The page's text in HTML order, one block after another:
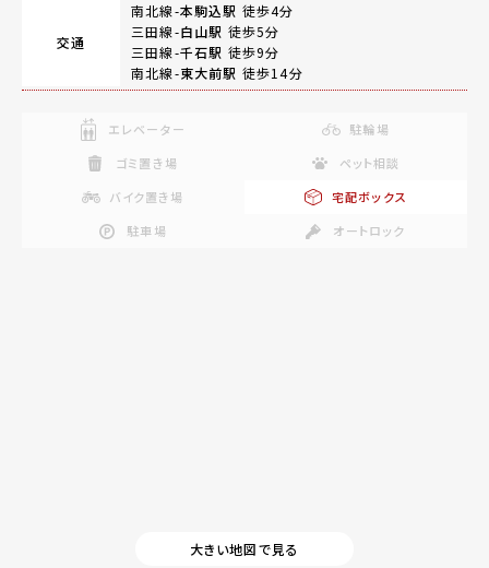
交通
南北線-本駒込駅 徒歩4分
三田線-白山駅 徒歩5分
三田線-千石駅 徒歩9分
南北線-東大前駅 徒歩14分
エレベーター
駐輪場
ゴミ置き場
ペット相談
バイク置き場
宅配ボックス
駐車場
オートロック
大きい地図で見る